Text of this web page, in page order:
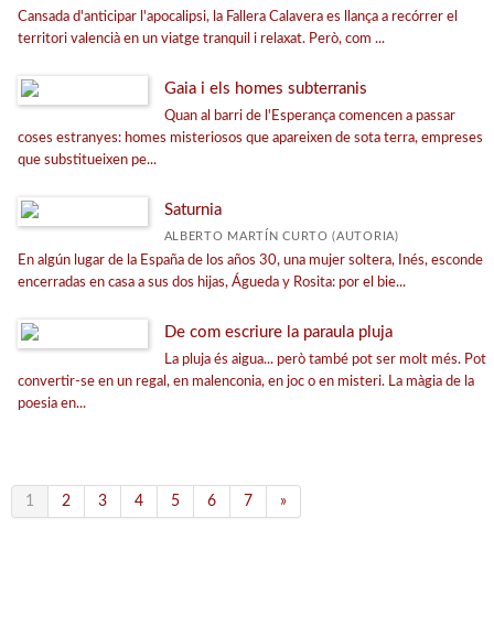
Cansada d'anticipar l'apocalipsi, la Fallera Calavera es llança a recórrer el
territori valencià en un viatge tranquil i relaxat. Però, com ...
Gaia i els homes subterranis
Quan al barri de l'Esperança comencen a passar
coses estranyes: homes misteriosos que apareixen de sota terra, empreses
que substitueixen pe...
Saturnia
ALBERTO MARTÍN CURTO (AUTORIA)
En algún lugar de la España de los años 30, una mujer soltera, Inés, esconde
encerradas en casa a sus dos hijas, Águeda y Rosita: por el bie...
De com escriure la paraula pluja
La pluja és aigua... però també pot ser molt més. Pot
convertir-se en un regal, en malenconia, en joc o en misteri. La màgia de la
poesia en...
1 2 3 4 5 6 7 »